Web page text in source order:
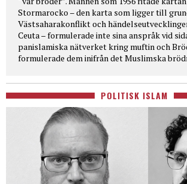
Stormarocko – den karta som ligger till
Västsaharakonflikt och
Ceuta – formulerade inte sina anspråk vid
panislamiska nätverket kring muftin och
formulerade dem inifrån det Muslimska
POLITISK ISLAM